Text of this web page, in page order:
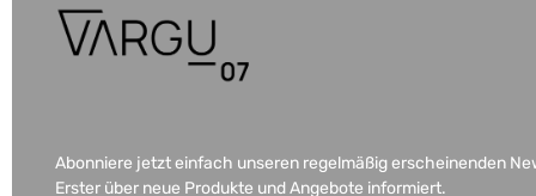
Abonniere jetzt einfach unseren regelmäßig erscheinenden
Erster über neue Produkte und Angebote informiert.